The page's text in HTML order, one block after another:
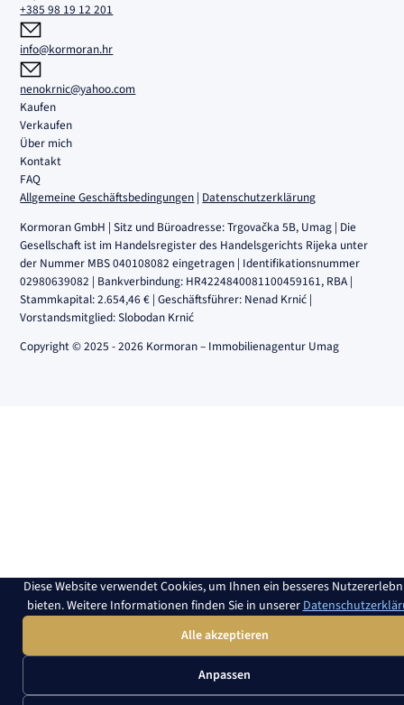
+385 98 19 12 201
info@kormoran.hr
nenokrnic@yahoo.com
Kaufen
Verkaufen
Über mich
Kontakt
FAQ
Allgemeine Geschäftsbedingungen | Datenschutzerklärung
Kormoran GmbH | Sitz und Büroadresse: Trgovačka 5B, Umag | Die
Gesellschaft ist im Handelsregister des Handelsgerichts Rijeka unter
der Nummer MBS 040108082 eingetragen | Identifikationsnummer
02980639082 | Bankverbindung: HR4224840081100459161, RBA |
Stammkapital: 2.654,46 € | Geschäftsführer: Nenad Krnić |
Vorstandsmitglied: Slobodan Krnić
Copyright © 2025 - 2026 Kormoran – Immobilienagentur Umag
Diese Website verwendet Cookies, um Ihnen ein besseres
bieten. Weitere Informationen finden Sie in unserer
Alle akzeptieren
Anpassen